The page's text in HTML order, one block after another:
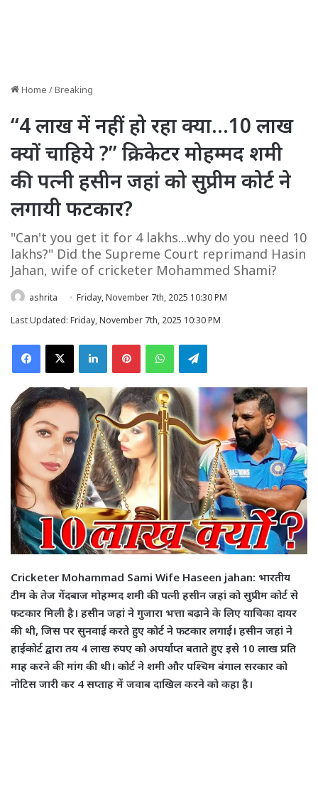
Home /Breaking
“4 लाख में नहीं हो रहा क्या…10 लाख
क्यों चाहिये ?” क्रिकेटर मोहम्मद शमी
की पत्नी हसीन जहां को सुप्रीम कोर्ट ने
लगायी फटकार?
"Can't you get it for 4 lakhs...why do you need 10
lakhs?" Did the Supreme Court reprimand Hasin
Jahan, wife of cricketer Mohammed Shami?
ashrita
Friday, November 7th, 2025 10:30 PM
Last Updated: Friday, November 7th, 2025 10:30 PM
Facebook
X LinkedInPinterestWhatsAppTelegram
Cricketer Mohammad Sami Wife Haseen jahan: भारतीय
टीम के तेज गेंदबाज मोहम्मद शमी की पत्नी हसीन जहां को सुप्रीम कोर्ट से
फटकार मिली है। हसीन जहां ने गुजारा भत्ता बढ़ाने के लिए याचिका दायर
की थी, जिस पर सुनवाई करते हुए कोर्ट ने फटकार लगाई। हसीन जहां ने
हाईकोर्ट द्वारा तय 4 लाख रुपए को अपर्याप्त बताते हुए इसे 10 लाख प्रति
माह करने की मांग की थी। कोर्ट ने शमी और पश्चिम बंगाल सरकार को
नोटिस जारी कर 4 सप्ताह में जवाब दाखिल करने को कहा है।